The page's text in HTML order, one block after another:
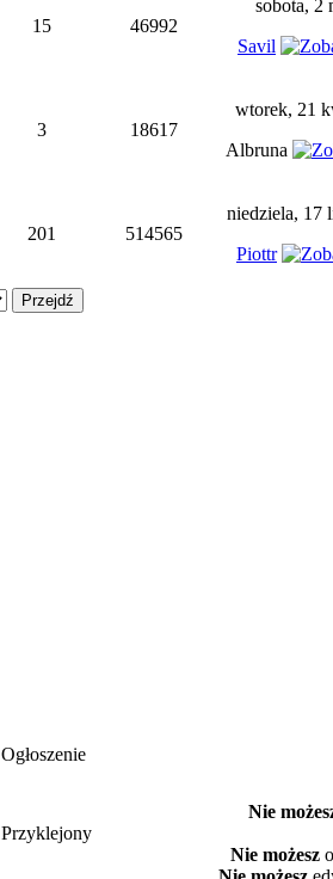
15 46992
sobota, 2
Savil
3 18617
wtorek, 21
Albruna
201 514565
niedziela, 17
Piottr
Ogłoszenie
Przyklejony
Nie
Nie możesz